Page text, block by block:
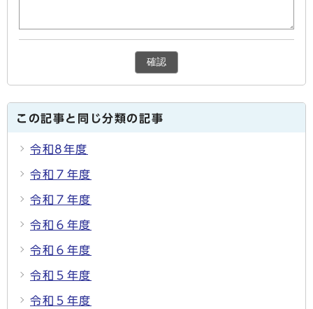
確認
この記事と同じ分類の記事
令和8年度
令和７年度
令和７年度
令和６年度
令和６年度
令和５年度
令和５年度